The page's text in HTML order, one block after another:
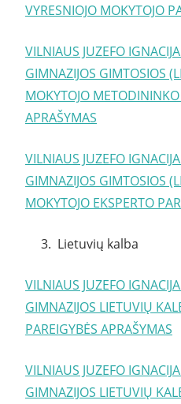
VYRESNIOJO MOKYTOJO
VILNIAUS JUZEFO
GIMNAZIJOS GIMTOSIOS
MOKYTOJO METODININKO
APRAŠYMAS
VILNIAUS JUZEFO
GIMNAZIJOS GIMTOSIOS
MOKYTOJO EKSPERTO
3. Lietuvių kalba
VILNIAUS JUZEFO
GIMNAZIJOS LIETUVIŲ
PAREIGYBĖS APRAŠYMAS
VILNIAUS JUZEFO
GIMNAZIJOS LIETUVIŲ